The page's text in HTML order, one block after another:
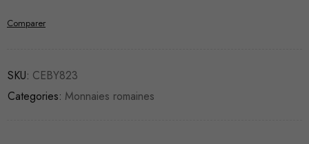
Comparer
SKU: CEBY823
Categories: Monnaies romaines